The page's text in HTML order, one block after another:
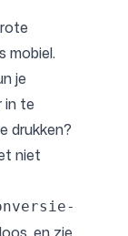
mobiel.
je
in te
drukken?
niet